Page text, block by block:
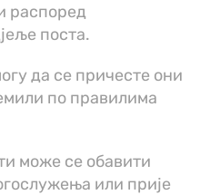
распоред
поста.
да се причесте они
по правилима
може се обавити
или прије